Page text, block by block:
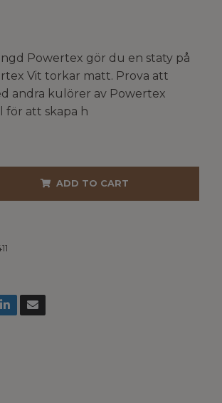
Powertex gör du en staty på
Vit torkar matt. Prova att
andra kulörer av Powertex
för att skapa h
ADD TO CART